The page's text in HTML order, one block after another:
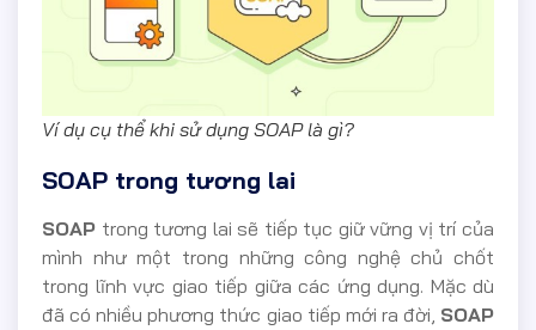
Ví dụ cụ thể khi sử dụng SOAP là gì?
SOAP trong tương lai
SOAP trong tương lai sẽ tiếp tục giữ vững vị trí của
mình như một trong những công nghệ chủ chốt
trong lĩnh vực giao tiếp giữa các ứng dụng. Mặc dù
đã có nhiều phương thức giao tiếp mới ra đời, SOAP